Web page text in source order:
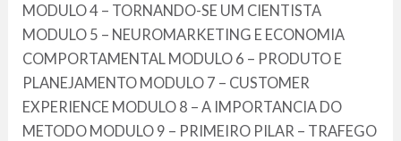
MODULO 4 – TORNANDO-SE UM CIENTISTA
MODULO 5 – NEUROMARKETING E ECONOMIA
COMPORTAMENTAL MODULO 6 – PRODUTO E
PLANEJAMENTO MODULO 7 – CUSTOMER
EXPERIENCE MODULO 8 – A IMPORTANCIA DO
METODO MODULO 9 – PRIMEIRO PILAR – TRAFEGO